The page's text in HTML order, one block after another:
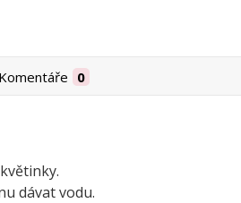
Komentáře 0
dávat vodu.